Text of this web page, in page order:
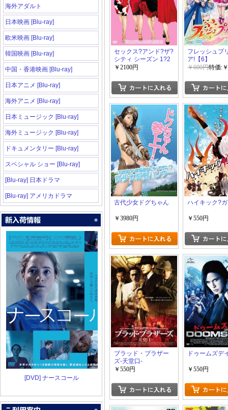
海外アダルト
日本映画 [Blu-ray]
欧米映画 [Blu-ray]
韓国映画 [Blu-ray]
中国・香港映画 [Blu-ray]
日本アニメ [Blu-ray]
海外アニメ [Blu-ray]
日本ミュージック [Blu-ray]
海外ミュージック [Blu-ray]
ドキュメンタリー [Blu-ray]
スペシャル ショー [Blu-ray]
[Blu-ray] 日本ドラマ
[Blu-ray] アメリカドラマ
[DVD] ナースコール
セックス?アンド?ザ?
シティ シーズン 1?2
￥2100円
フレッシュプ
ア!【6】
￥600円特価:
古代少女ドグちゃん
￥3980円
ハイキック?
￥550円
ブラッド・ブラザー
ズ-天堂口-
￥550円
ドゥームズデ
￥550円